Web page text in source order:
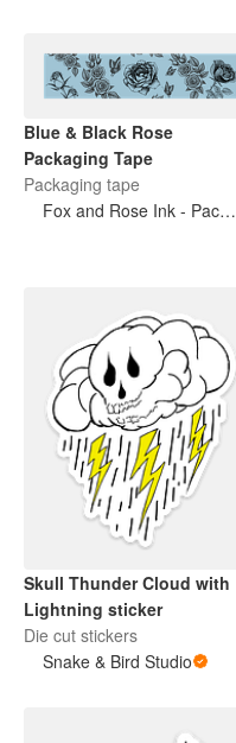
Blue & Black Rose
Packaging Tape
Packaging tape
Fox and Rose Ink - Packing Tape
Skull Thunder Cloud with
Lightning sticker
Die cut stickers
Snake & Bird Studio